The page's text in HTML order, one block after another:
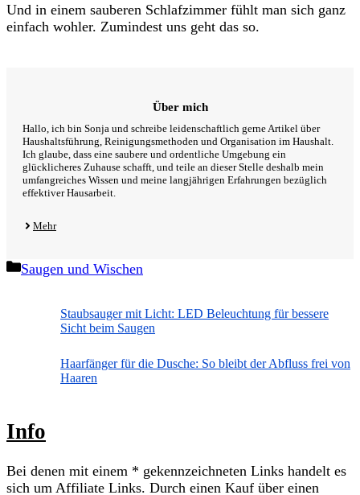
Und in einem sauberen Schlafzimmer fühlt man sich ganz
einfach wohler. Zumindest uns geht das so.
Über mich
Hallo, ich bin Sonja und schreibe leidenschaftlich gerne Artikel über
Haushaltsführung, Reinigungsmethoden und Organisation im Haushalt.
Ich glaube, dass eine saubere und ordentliche Umgebung ein
glücklicheres Zuhause schafft, und teile an dieser Stelle deshalb mein
umfangreiches Wissen und meine langjährigen Erfahrungen bezüglich
effektiver Hausarbeit.
Mehr
Kategorien
Saugen und Wischen
Staubsauger mit Licht: LED Beleuchtung für bessere
Sicht beim Saugen
Haarfänger für die Dusche: So bleibt der Abfluss frei von
Haaren
Info
Bei denen mit einem * gekennzeichneten Links handelt es
sich um Affiliate Links. Durch einen Kauf über einen